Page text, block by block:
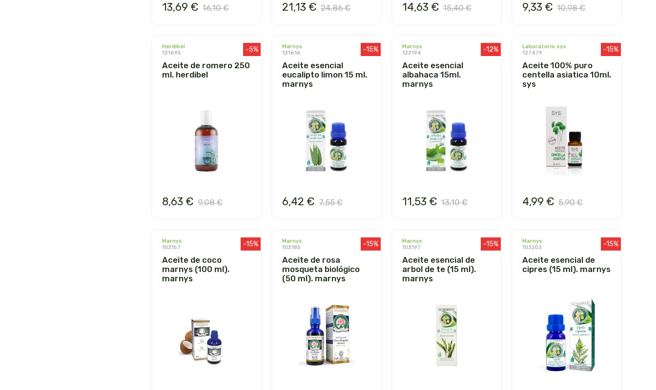
13,69 € 16,10 € 21,13 € 24,86 € 14,63 € 15,40 € 9,33 € 10,98 €
herdibel
121695
aceite de romero 250
ml. herdibel
-5%
8,63 € 9,08 €
marnys
121616
aceite esencial
eucalipto limon 15 ml.
marnys
-15%
6,42 € 7,55 €
marnys
122194
aceite esencial
albahaca 15ml.
marnys
-12%
11,53 € 13,10 €
laboratorio sys
127479
aceite 100% puro
centella asiatica 10ml.
sys
-15%
4,99 € 5,90 €
marnys
103157
aceite de coco
marnys (100 ml).
marnys
-15%
marnys
103185
aceite de rosa
mosqueta biológico
(50 ml). marnys
-15%
marnys
103197
aceite esencial de
arbol de te (15 ml).
marnys
-15%
marnys
103203
aceite esencial de
cipres (15 ml). marnys
-15%